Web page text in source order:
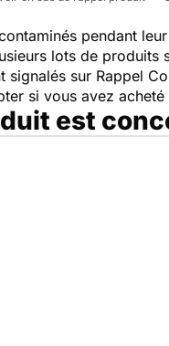
pendant
lots de produits
signalés sur Rappel
si vous avez
est